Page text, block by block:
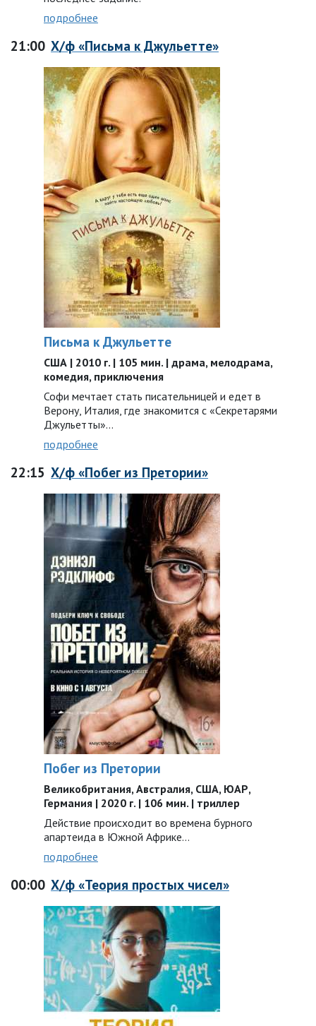
подробнее
21:00 Х/ф «Письма к Джульетте»
Письма к Джульетте
США | 2010 г. | 105 мин. | драма, мелодрама,
комедия, приключения
Софи мечтает стать писательницей и едет в
Верону, Италия, где знакомится с «Секретарями
Джульетты»…
подробнее
22:15 Х/ф «Побег из Претории»
Побег из Претории
Великобритания, Австралия, США, ЮАР,
Германия | 2020 г. | 106 мин. | триллер
Действие происходит во времена бурного
апартеида в Южной Африке…
подробнее
00:00 Х/ф «Теория простых чисел»